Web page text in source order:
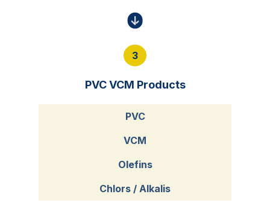
3
PVC VCM Products
PVC
VCM
Olefins
Chlors / Alkalis